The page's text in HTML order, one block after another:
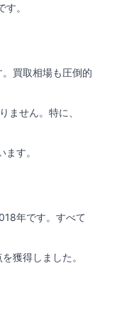
。
買取相場も圧倒的
ません。特に、
す。
年です。すべて
獲得しました。